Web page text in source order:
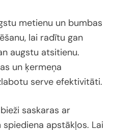
metienu un bumbas
lai radītu gan
augstu atsitienu.
un ķermeņa
serve efektivitāti.
saskaras ar
apstākļos. Lai